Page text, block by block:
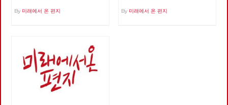
By 미래에서 온 편지 By 미래에서 온 편지